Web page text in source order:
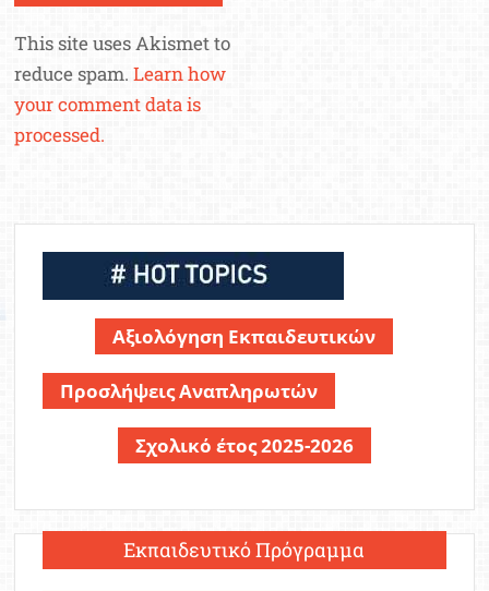
This site uses Akismet to
reduce spam.Learn how
your comment data is
processed.
Αξιολόγηση Εκπαιδευτικών
Προσλήψεις Αναπληρωτών
Σχολικό έτος 2025-2026
Εκπαιδευτικό Πρόγραμμα